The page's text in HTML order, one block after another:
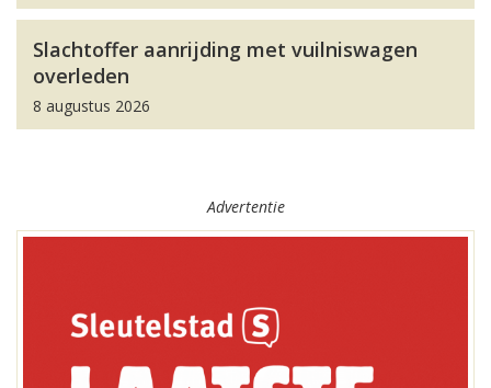
Slachtoffer aanrijding met vuilniswagen
overleden
8 augustus 2026
Advertentie